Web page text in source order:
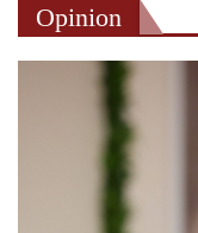
Opinion